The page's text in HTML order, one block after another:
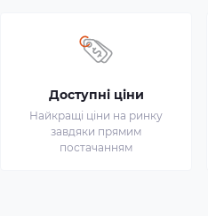
Доступні ціни
Найкращі ціни на ринку
завдяки прямим
постачанням